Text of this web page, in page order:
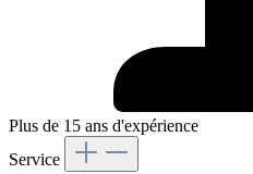
Plus de 15 ans d'expérience
Service